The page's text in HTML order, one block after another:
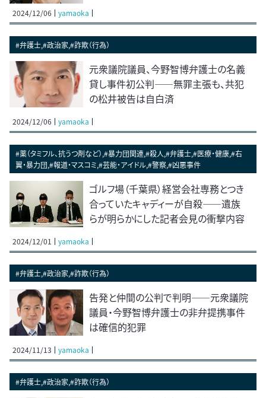
2024/12/06 yamaoka
#弁護士,#政治家,#詐欺（行為）
元衆議院議員、今野智博弁護士の名義
貸し事件初公判――無罪主張も、共犯
の松井被告は自白済
2024/12/06 yamaoka
#薬（タミフル、抗うつ剤など）,#暴力団関連,#殺人,#弁護士,#医療・健康,#右
翼・暴力団,#報道・マスコミ,#芸能・アイドル,#警察,#凶悪事件
ゴルフ場（千葉県）経営会社専務とつき
合っていたキャディーが自殺――遺族
らが明らかにした記者会見の衝撃内容
2024/12/01 yamaoka
#弁護士,#政治家,#詐欺（行為）
告発と仲間の公判で判明――元衆議院
議員・今野智博弁護士の非弁提携事件
は確信的犯罪
2024/11/13 yamaoka
#弁護士,#政治家,#詐欺（行為）